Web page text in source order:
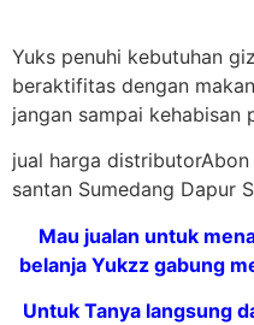
Yuks penuhi kebutuhan
beraktifitas dengan
jangan sampai kehabisan
jual harga
santan Sumedang Dapur
Mau jualan untuk
belanja Yukzz gabung
Untuk Tanya langsung